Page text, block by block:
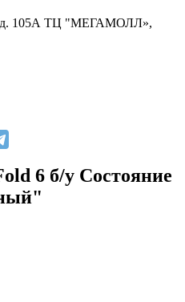
д. 105А ТЦ "МЕГАМОЛЛ»,
6 б/у Состояние